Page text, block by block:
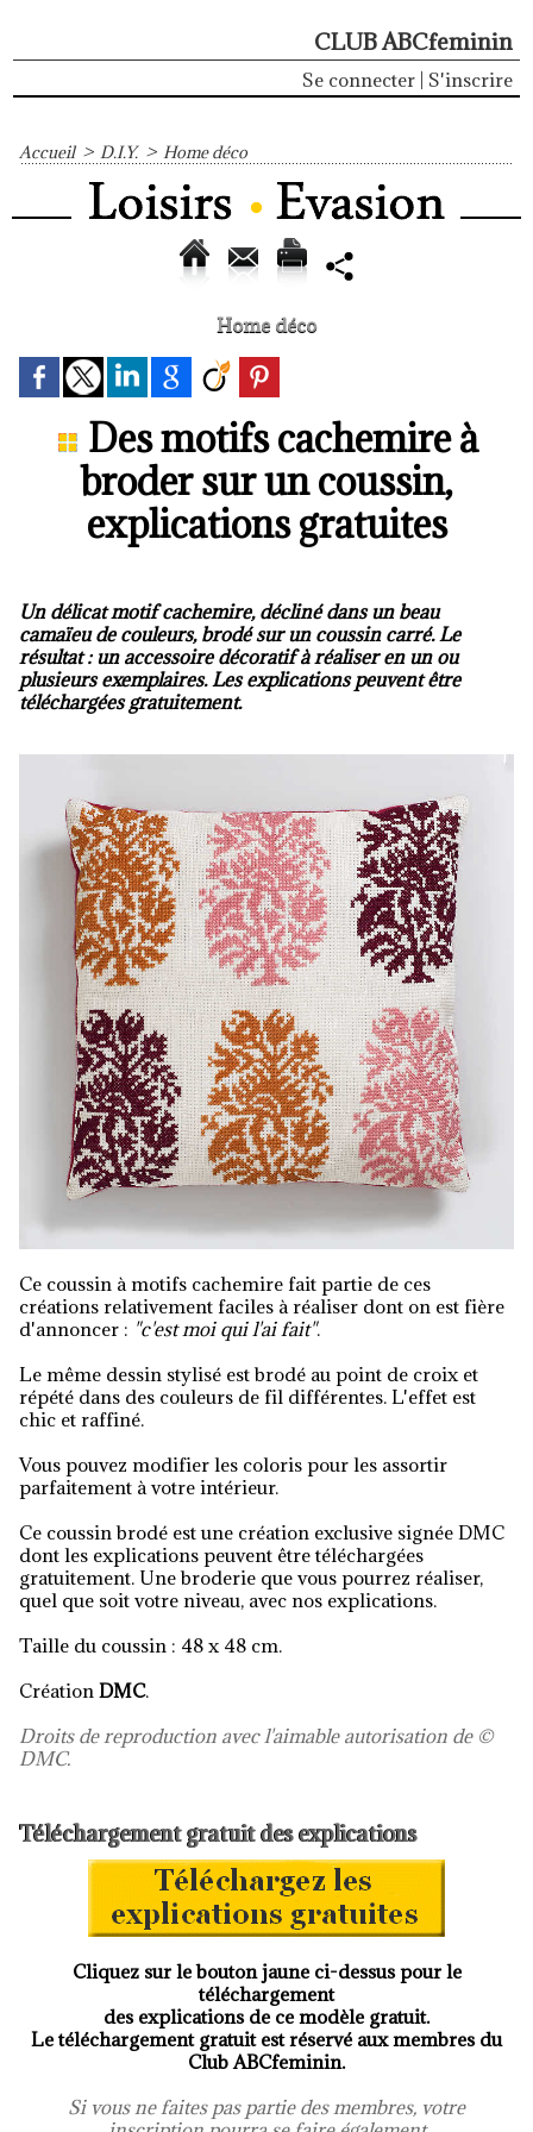
CLUB ABCfeminin
Se connecter S'inscrire
Accueil > D.I.Y. > Home déco
Home déco
Des motifs cachemire à
broder sur un coussin,
explications gratuites
Un délicat motif cachemire, décliné dans un beau
camaïeu de couleurs, brodé sur un coussin carré. Le
résultat : un accessoire décoratif à réaliser en un ou
plusieurs exemplaires. Les explications peuvent être
téléchargées gratuitement.
Ce coussin à motifs cachemire fait partie de ces
créations relativement faciles à réaliser dont on est fière
d'annoncer : "c'est moi qui l'ai fait".
Le même dessin stylisé est brodé au point de croix et
répété dans des couleurs de fil différentes. L'effet est
chic et raffiné.
Vous pouvez modifier les coloris pour les assortir
parfaitement à votre intérieur.
Ce coussin brodé est une création exclusive signée DMC
dont les explications peuvent être téléchargées
gratuitement. Une broderie que vous pourrez réaliser,
quel que soit votre niveau, avec nos explications.
Taille du coussin : 48 x 48 cm.
Création DMC.
Droits de reproduction avec l'aimable autorisation de ©
DMC.
Téléchargement gratuit des explications
Cliquez sur le bouton jaune ci-dessus pour le
téléchargement
des explications de ce modèle gratuit.
Le téléchargement gratuit est réservé aux membres du
Club ABCfeminin.
Si vous ne faites pas partie des membres, votre